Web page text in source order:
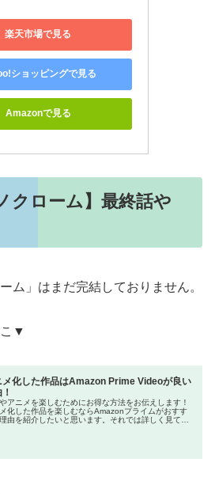
楽天市場で見る
ショッピングで見る
Amazonで見る
クローム】最終話や
ム」はまだ完結しておりません。
▼
メ化した作品はAmazon Prime Videoが良い
アニメを楽しむためにお得な方法をお伝えします！
化した作品を楽しむならAmazonプライムがおすす
由を紹介したいと思います。それでは詳しく見てい